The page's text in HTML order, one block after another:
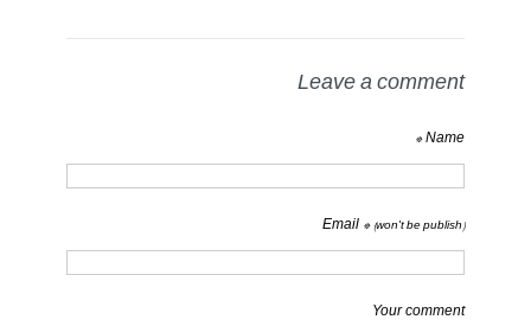
Leave a comment
Name *
Email * (won't be publish)
Your comment